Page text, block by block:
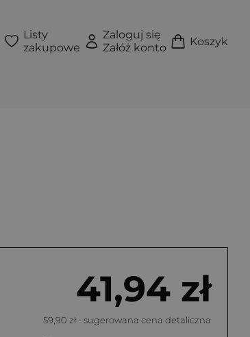
Listy
zakupowe
Zaloguj się
Załóż konto
Koszyk
41,94 zł
59,90 zł - sugerowana cena detaliczna